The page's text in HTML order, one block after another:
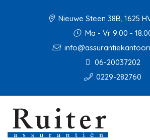
Nieuwe Steen 38B, 1625
Ma - Vr 9:00 -
06-20037202
0229-282760